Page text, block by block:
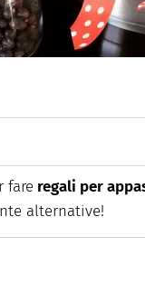
di cucina di
fare regali per
alternative!